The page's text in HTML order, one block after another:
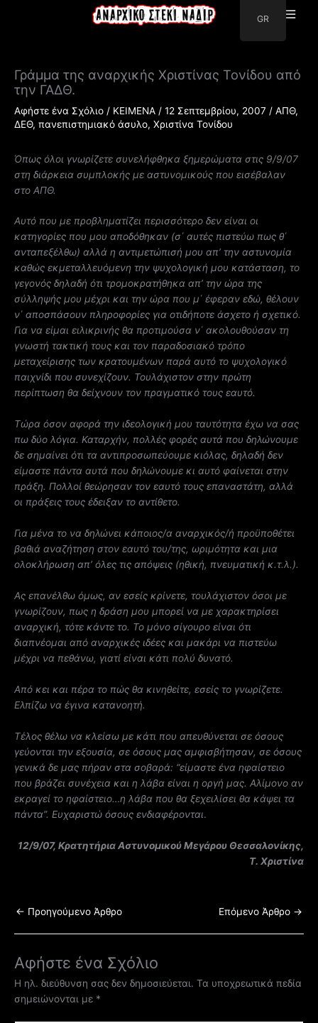
Γράμμα της αναρχικής Χριστίνας Τονίδου από
την ΓΑΔΘ.
Αφήστε ένα Σχόλιο / ΚΕΙΜΕΝΑ / 12 Σεπτεμβρίου, 2007 / ΑΠΘ,
ΔΕΘ, πανεπιστημιακό άσυλο, Χριστίνα Τονίδου
Όπως όλοι γνωρίζετε συνελήφθηκα ξημερώματα στις 9/9/07
στη διάρκεια συμπλοκής με αστυνομικούς που εισέβαλαν
στο ΑΠΘ.
Αυτό που με προβληματίζει περισσότερο δεν είναι οι
κατηγορίες που μου αποδόθηκαν (σ΄ αυτές πιστεύω πως θ΄
ανταπεξέλθω) αλλά η αντιμετώπισή μου απ’ την αστυνομία
καθώς εκμεταλλευόμενη την ψυχολογική μου κατάσταση, το
γεγονός δηλαδή ότι τρομοκρατήθηκα απ’ την ώρα της
σύλληψής μου μέχρι και την ώρα που μ΄ έφεραν εδώ, θέλουν
ν΄ αποσπάσουν πληροφορίες για οτιδήποτε άσχετο ή σχετικό.
Για να είμαι ειλικρινής θα προτιμούσα ν΄ ακολουθούσαν τη
γνωστή τακτική τους και τον παραδοσιακό τρόπο
μεταχείρισης των κρατουμένων παρά αυτό το ψυχολογικό
παιχνίδι που συνεχίζουν. Τουλάχιστον στην πρώτη
περίπτωση θα δείχνουν τον πραγματικό τους εαυτό.
Τώρα όσον αφορά την ιδεολογική μου ταυτότητα έχω να σας
πω δύο λόγια. Καταρχήν, πολλές φορές αυτά που δηλώνουμε
δε σημαίνει ότι τα αντιπροσωπεύουμε κιόλας, δηλαδή δεν
είμαστε πάντα αυτά που δηλώνουμε κι αυτό φαίνεται στην
πράξη. Πολλοί θεώρησαν τον εαυτό τους επαναστάτη, αλλά
οι πράξεις τους έδειξαν το αντίθετο.
Για μένα το να δηλώνει κάποιος/α αναρχικός/ή προϋποθέτει
βαθιά αναζήτηση στον εαυτό του/της, ωριμότητα και μια
ολοκλήρωση απ’ όλες τις απόψεις (ηθική, πνευματική κ.τ.λ.).
Ας επανέλθω όμως, αν εσείς κρίνετε, τουλάχιστον όσοι με
γνωρίζουν, πως η δράση μου μπορεί να με χαρακτηρίσει
αναρχική, τότε κάντε το. Το μόνο σίγουρο είναι ότι
διαπνέομαι από αναρχικές ιδέες και μακάρι να πιστεύω
μέχρι να πεθάνω, γιατί είναι κάτι πολύ δυνατό.
Από κει και πέρα το πώς θα κινηθείτε, εσείς το γνωρίζετε.
Ελπίζω να έγινα κατανοητή.
Τέλος θέλω να κλείσω με κάτι που απευθύνεται σε όσους
γεύονται την εξουσία, σε όσους μας αμφισβήτησαν, σε όσους
γενικά δε μας πήραν στα σοβαρά: “είμαστε ένα ηφαίστειο
που βράζει συνέχεια και η λάβα είναι η οργή μας. Αλίμονο αν
εκραγεί το ηφαίστειο…η λάβα που θα ξεχειλίσει θα κάψει τα
πάντα”. Ευχαριστώ όσους ενδιαφέρονται.
12/9/07, Κρατητήρια Αστυνομικού Μεγάρου Θεσσαλονίκης,
Τ. Χριστίνα
← Προηγούμενο Άρθρο Επόμενο Άρθρο →
Αφήστε ένα Σχόλιο
Η ηλ. διεύθυνση σας δεν δημοσιεύεται. Τα υποχρεωτικά πεδία
σημειώνονται με *
GR